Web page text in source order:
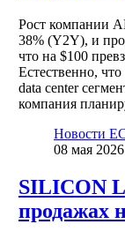
Рост компании
38% (Y2Y), и
что на $100
Естественно,
data center
компания
Новости
08 мая 2026
SILICON
продажах